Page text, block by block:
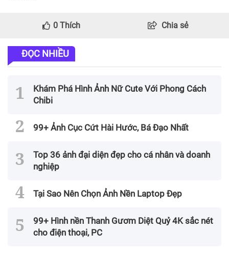
0 Thích Chia sẻ
ĐỌC NHIỀU
Khám Phá Hình Ảnh Nữ Cute Với Phong Cách
Chibi
99+ Ảnh Cục Cứt Hài Hước, Bá Đạo Nhất
Top 36 ảnh đại diện đẹp cho cá nhân và doanh
nghiệp
Tại Sao Nên Chọn Ảnh Nền Laptop Đẹp
99+ Hình nền Thanh Gươm Diệt Quỷ 4K sắc nét
cho điện thoại, PC